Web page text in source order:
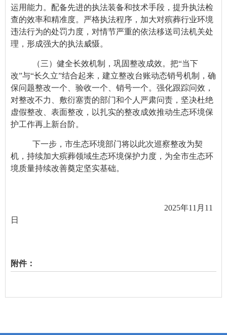
运用能力。配备先进的执法装备和技术手段，提升执法检
查的效率和精准度。严格执法程序，加大对殡葬行业环境
违法行为的处罚力度，对情节严重的依法移送司法机关处
理，形成强大的执法威慑。
（三）健全长效机制，巩固整改成效。把“当下
改”与“长久立”结合起来，建立整改台账动态销号机制，确
保问题整改一个、验收一个、销号一个。强化跟踪问效，
对整改不力、敷衍塞责的部门和个人严肃问责，坚决杜绝
虚假整改、表面整改，以扎实的整改成效推动生态环境保
护工作再上新台阶。
下一步，市生态环境部门将以此次巡察整改为契
机，持续加大殡葬领域生态环境保护力度，为全市生态环
境质量持续改善奠定坚实基础。
2025年11月11
日
附件：